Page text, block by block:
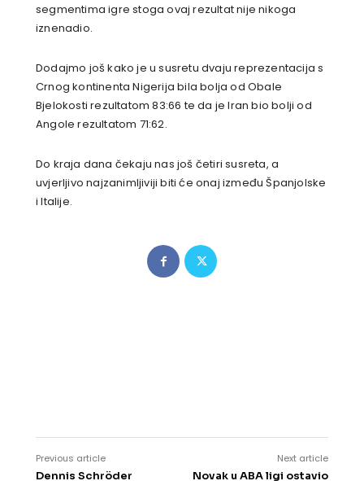
segmentima igre stoga ovaj rezultat nije nikoga
iznenadio.
Dodajmo još kako je u susretu dvaju reprezentacija s
Crnog kontinenta Nigerija bila bolja od Obale
Bjelokosti rezultatom 83:66 te da je Iran bio bolji od
Angole rezultatom 71:62.
Do kraja dana čekaju nas još četiri susreta, a
uvjerljivo najzanimljiviji biti će onaj između Španjolske
i Italije.
Previous article
Dennis Schröder
Next article
Novak u ABA ligi ostavio